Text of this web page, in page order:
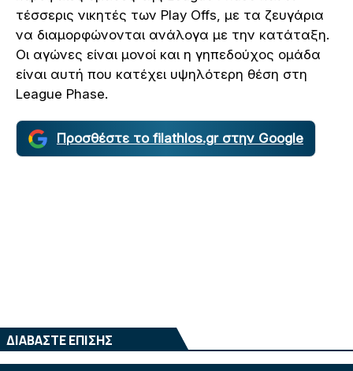
τέσσερις νικητές των Play Offs, με τα ζευγάρια
να διαμορφώνονται ανάλογα με την κατάταξη.
Οι αγώνες είναι μονοί και η γηπεδούχος ομάδα
είναι αυτή που κατέχει υψηλότερη θέση στη
League Phase.
Προσθέστε το filathlos.gr στην Google
ΔΙΑΒΑΣΤΕ ΕΠΙΣΗΣ